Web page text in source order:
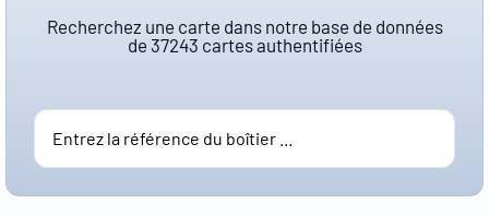
Recherchez une carte dans notre base de données
de 37243 cartes authentifiées